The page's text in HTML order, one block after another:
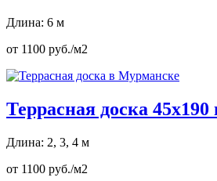
Длина: 6 м
от 1100 руб./м2
Террасная доска
Длина: 2, 3, 4 м
от 1100 руб./м2